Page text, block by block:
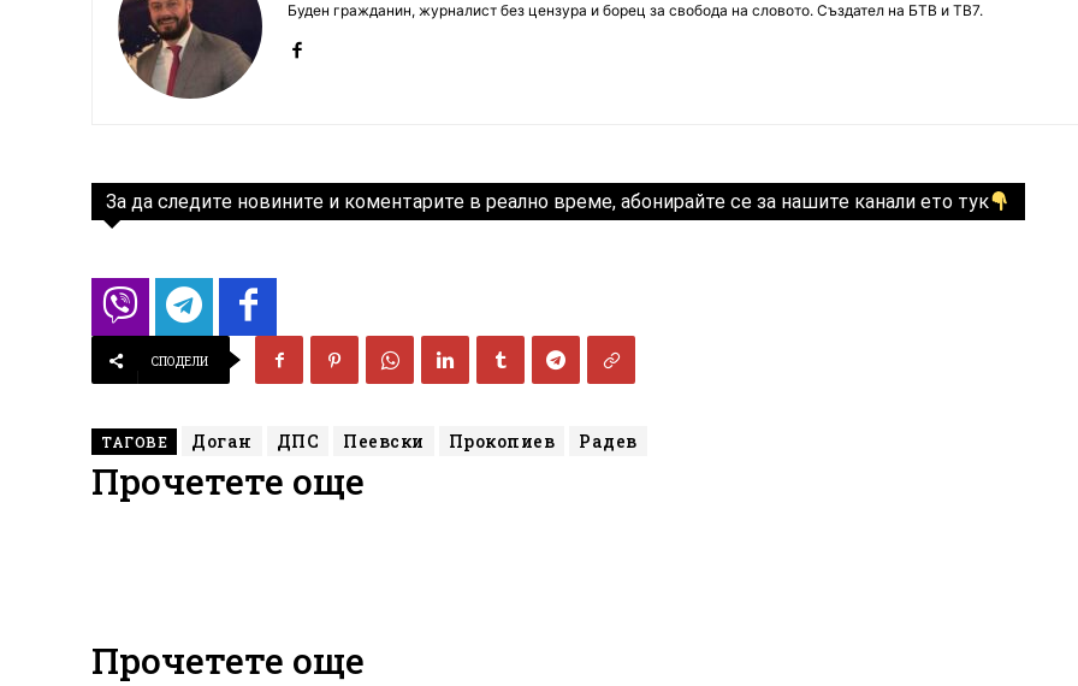
Буден гражданин, журналист без цензура и борец за свобода на словото. Създател на БТВ и ТВ7.
За да следите новините и коментарите в реално време, абонирайте се за нашите канали ето тук
СПОДЕЛИ
ТАГОВЕ Доган ДПС Пеевски Прокопиев Радев
Прочетете още
Прочетете още